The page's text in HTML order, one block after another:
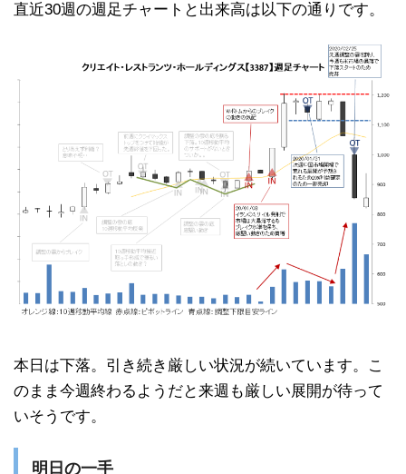
直近30週の週足チャートと出来高は以下の通りです。
本日は下落。引き続き厳しい状況が続いています。こ
のまま今週終わるようだと来週も厳しい展開が待って
いそうです。
明日の一手